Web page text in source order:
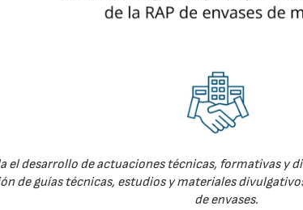
el desarrollo de actuaciones técnicas, formativas y
de guías técnicas, estudios y materiales
de envases.